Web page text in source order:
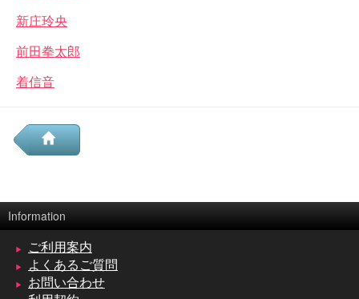
新庄玲央
前田拳太郎
着信音
Information
ご利用案内
よくあるご質問
お問い合わせ